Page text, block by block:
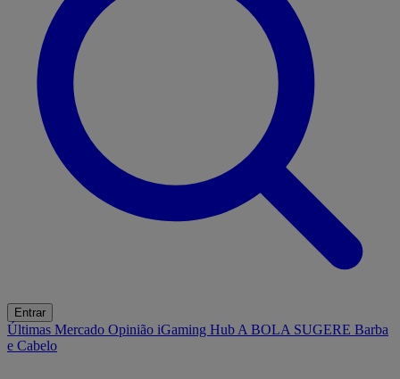
Entrar
Últimas Mercado Opinião iGaming Hub A BOLA SUGERE Barba
e Cabelo